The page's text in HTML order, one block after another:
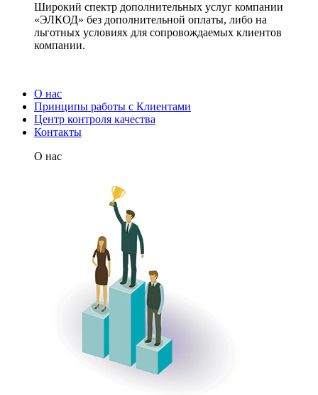
Широкий спектр дополнительных услуг компании
«ЭЛКОД» без дополнительной оплаты, либо на
льготных условиях для сопровождаемых клиентов
компании.
О нас
Принципы работы с Клиентами
Центр контроля качества
Контакты
О нас